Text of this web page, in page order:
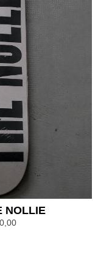
NOLLIE